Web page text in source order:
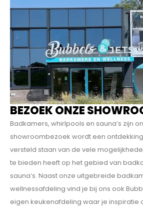
BEZOEK ONZE
Badkamers, whirlpools en sauna’s zijn
showroombezoek wordt een
versteld staan van de vele
te bieden heeft op het gebied van
sauna’s. Naast onze uitgebreide
wellnessafdeling vind je bij ons ook
eigen keukenafdeling waar je inspiratie